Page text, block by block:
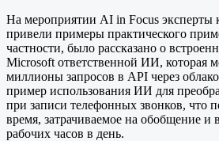
На мероприятии AI in Focus эксперты
привели примеры практического
частности, было рассказано о
Microsoft ответственной ИИ, которая
миллионы запросов в API через
пример использования ИИ для
при записи телефонных звонков, что
время, затрачиваемое на обобщение и
рабочих часов в день.